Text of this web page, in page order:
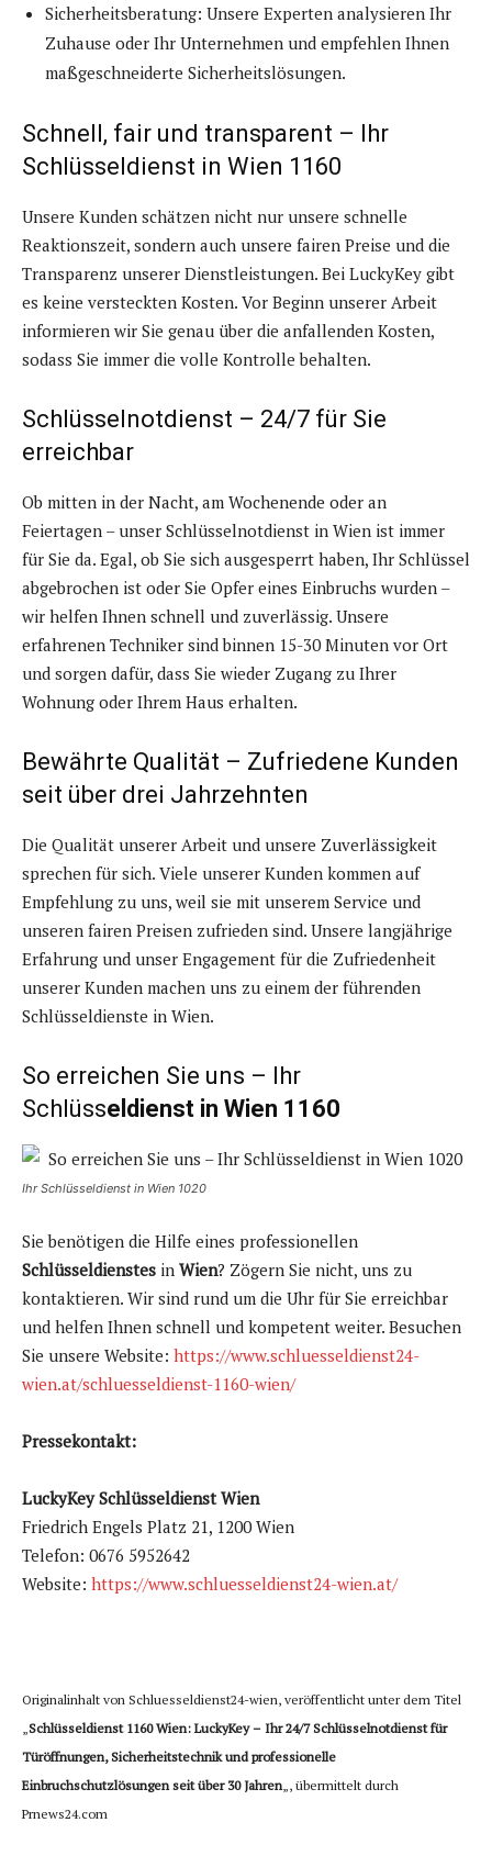
Sicherheitsberatung: Unsere Experten analysieren Ihr
Zuhause oder Ihr Unternehmen und empfehlen Ihnen
maßgeschneiderte Sicherheitslösungen.
Schnell, fair und transparent – Ihr
Schlüsseldienst in Wien 1160
Unsere Kunden schätzen nicht nur unsere schnelle
Reaktionszeit, sondern auch unsere fairen Preise und die
Transparenz unserer Dienstleistungen. Bei LuckyKey gibt
es keine versteckten Kosten. Vor Beginn unserer Arbeit
informieren wir Sie genau über die anfallenden Kosten,
sodass Sie immer die volle Kontrolle behalten.
Schlüsselnotdienst – 24/7 für Sie
erreichbar
Ob mitten in der Nacht, am Wochenende oder an
Feiertagen – unser Schlüsselnotdienst in Wien ist immer
für Sie da. Egal, ob Sie sich ausgesperrt haben, Ihr Schlüssel
abgebrochen ist oder Sie Opfer eines Einbruchs wurden –
wir helfen Ihnen schnell und zuverlässig. Unsere
erfahrenen Techniker sind binnen 15-30 Minuten vor Ort
und sorgen dafür, dass Sie wieder Zugang zu Ihrer
Wohnung oder Ihrem Haus erhalten.
Bewährte Qualität – Zufriedene Kunden
seit über drei Jahrzehnten
Die Qualität unserer Arbeit und unsere Zuverlässigkeit
sprechen für sich. Viele unserer Kunden kommen auf
Empfehlung zu uns, weil sie mit unserem Service und
unseren fairen Preisen zufrieden sind. Unsere langjährige
Erfahrung und unser Engagement für die Zufriedenheit
unserer Kunden machen uns zu einem der führenden
Schlüsseldienste in Wien.
So erreichen Sie uns – Ihr
Schlüsseldienst in Wien 1160
Ihr Schlüsseldienst in Wien 1020
Sie benötigen die Hilfe eines professionellen
Schlüsseldienstes in Wien? Zögern Sie nicht, uns zu
kontaktieren. Wir sind rund um die Uhr für Sie erreichbar
und helfen Ihnen schnell und kompetent weiter. Besuchen
Sie unsere Website: https://www.schluesseldienst24-
wien.at/schluesseldienst-1160-wien/
Pressekontakt:
LuckyKey Schlüsseldienst Wien
Friedrich Engels Platz 21, 1200 Wien
Telefon: 0676 5952642
Website: https://www.schluesseldienst24-wien.at/
Originalinhalt von Schluesseldienst24-wien, veröffentlicht unter dem Titel
Schlüsseldienst 1160 Wien: LuckyKey – Ihr 24/7 Schlüsselnotdienst für
Türöffnungen, Sicherheitstechnik und professionelle
Einbruchschutzlösungen seit über 30 Jahren „, übermittelt durch
Prnews24.com